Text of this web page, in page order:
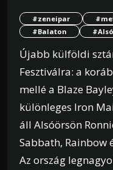
#zeneipar
#Balaton
Újabb külföldi
Fesztiválra: a
mellé a Blaze
különleges Iron
áll Alsóörsön
Sabbath, Rainbow
Az ország